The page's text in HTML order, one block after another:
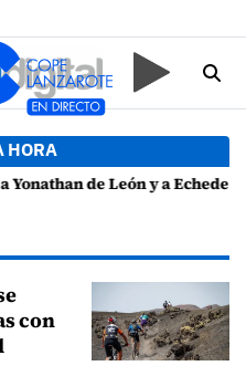
HORA
Eugenio por presuntas anomalías en contratos festivos
con